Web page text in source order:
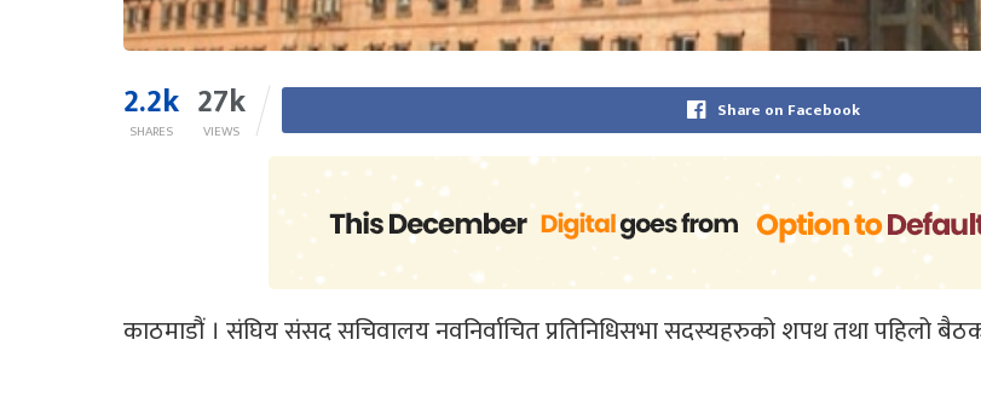
2.2k
SHARES
27k
VIEWS
Share on Facebook
काठमाडौं । संघिय संसद सचिवालय नवनिर्वाचित प्रतिनिधिसभा सदस्यहरुको शपथ तथा पहिलो